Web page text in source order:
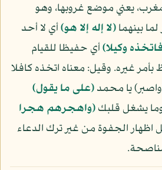
يعني موضع غروبها، وهو
بينهما(لا إله إلا هو)أي لا أحد
وكيلا)أي حفيظا للقيام
غيره. وقيل: معناه اتخذه كافلا
يا محمد(على ما يقول)
يشغل قلبك(واهجرهم هجرا
اظهار الجفوة من غير ترك الدعاء